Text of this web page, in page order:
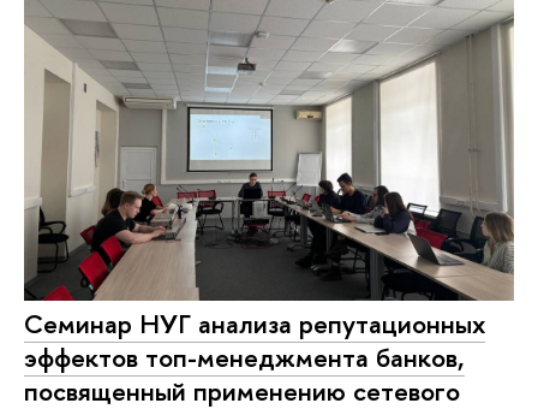
Семинар НУГ анализа репутационных
эффектов топ-менеджмента банков,
посвященный применению сетевого